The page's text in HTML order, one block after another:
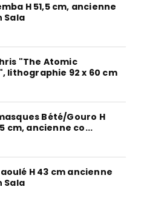
H 51,5 cm, ancienne
Sala
"The Atomic
lithographie 92 x 60 cm
Bété/Gouro H
cm, ancienne co...
H 43 cm ancienne
Sala